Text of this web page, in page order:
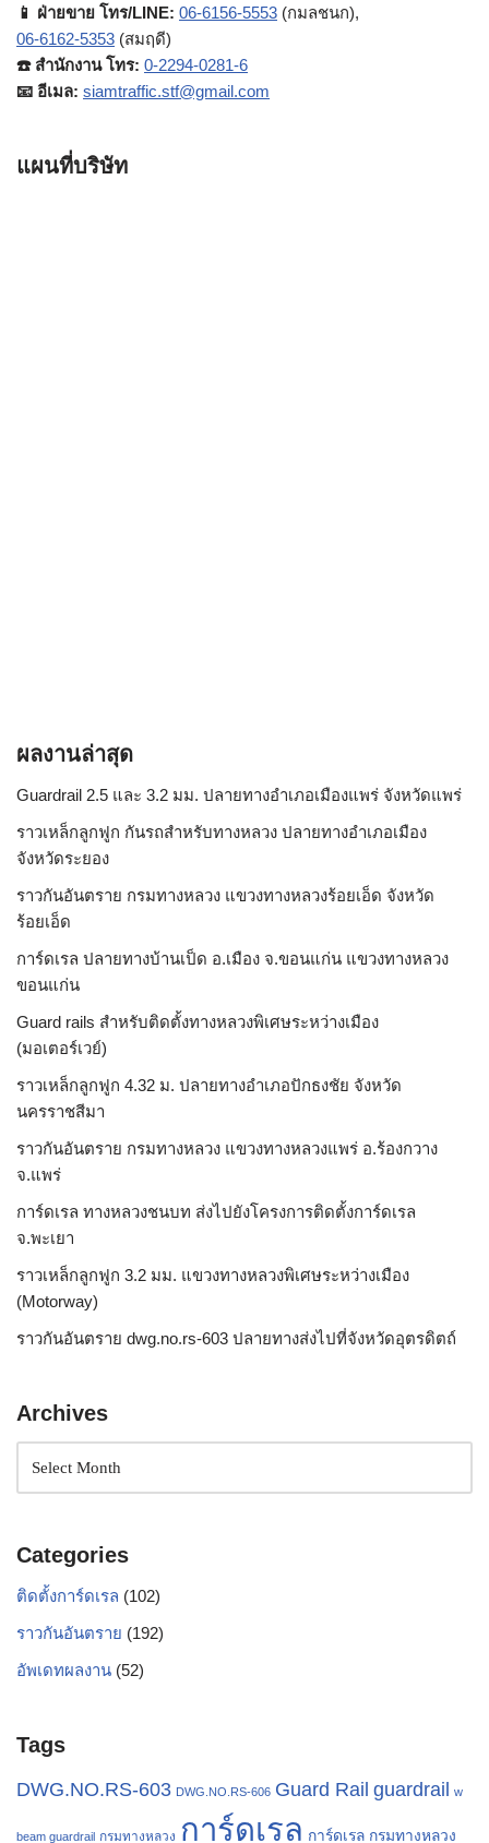
📱 ฝ่ายขาย โทร/LINE: 06-6156-5553 (กมลชนก),
06-6162-5353 (สมฤดี)
☎️ สำนักงาน โทร: 0-2294-0281-6
📧 อีเมล: siamtraffic.stf@gmail.com
แผนที่บริษัท
ผลงานล่าสุด
Guardrail 2.5 และ 3.2 มม. ปลายทางอำเภอเมืองแพร่ จังหวัดแพร่
ราวเหล็กลูกฟูก กันรถสําหรับทางหลวง ปลายทางอำเภอเมือง
จังหวัดระยอง
ราวกันอันตราย กรมทางหลวง แขวงทางหลวงร้อยเอ็ด จังหวัด
ร้อยเอ็ด
การ์ดเรล ปลายทางบ้านเป็ด อ.เมือง จ.ขอนแก่น แขวงทางหลวง
ขอนแก่น
Guard rails สำหรับติดตั้งทางหลวงพิเศษระหว่างเมือง
(มอเตอร์เวย์)
ราวเหล็กลูกฟูก 4.32 ม. ปลายทางอำเภอปักธงชัย จังหวัด
นครราชสีมา
ราวกันอันตราย กรมทางหลวง แขวงทางหลวงแพร่ อ.ร้องกวาง
จ.แพร่
การ์ดเรล ทางหลวงชนบท ส่งไปยังโครงการติดตั้งการ์ดเรล
จ.พะเยา
ราวเหล็กลูกฟูก 3.2 มม. แขวงทางหลวงพิเศษระหว่างเมือง
(Motorway)
ราวกันอันตราย dwg.no.rs-603 ปลายทางส่งไปที่จังหวัดอุตรดิตถ์
Archives
Categories
ติดตั้งการ์ดเรล (102)
ราวกันอันตราย (192)
อัพเดทผลงาน (52)
Tags
DWG.NO.RS-603 DWG.NO.RS-606 Guard Rail guardrail w
beam guardrail กรมทางหลวง การ์ดเรล การ์ดเรล กรมทางหลวง